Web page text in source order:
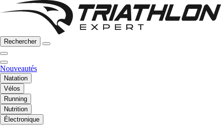
Rechercher
Nouveautés
Natation
Vélos
Running
Nutrition
Électronique